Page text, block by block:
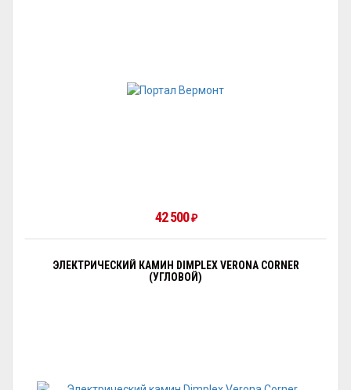
42 500₽
ЭЛЕКТРИЧЕСКИЙ КАМИН DIMPLEX VERONA CORNER
(УГЛОВОЙ)